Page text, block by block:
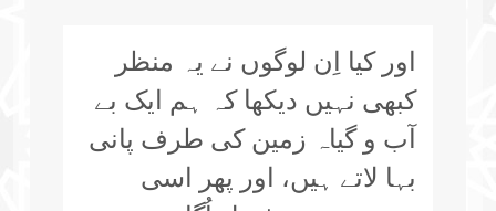
اور کیا اِن لوگوں نے یہ منظر
کبھی نہیں دیکھا کہ ہم ایک بے
آب و گیاہ زمین کی طرف پانی
بہا لاتے ہیں، اور پھر اسی